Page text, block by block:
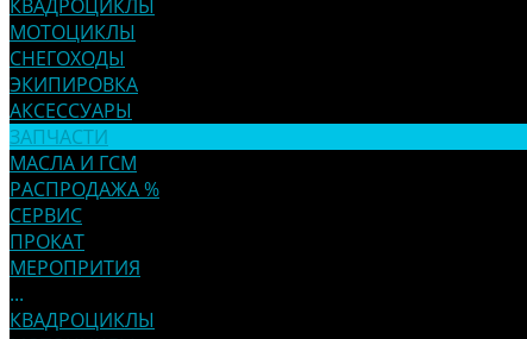
КВАДРОЦИКЛЫ
МОТОЦИКЛЫ
СНЕГОХОДЫ
ЭКИПИРОВКА
АКСЕССУАРЫ
ЗАПЧАСТИ
МАСЛА И ГСМ
РАСПРОДАЖА %
СЕРВИС
ПРОКАТ
МЕРОПРИТИЯ
...
КВАДРОЦИКЛЫ